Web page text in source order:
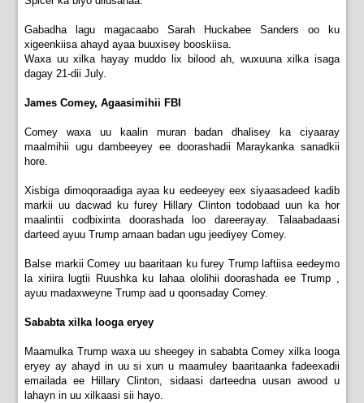
Gabadha lagu magacaabo Sarah Huckabee Sanders oo ku
xigeenkiisa ahayd ayaa buuxisey booskiisa.
Waxa uu xilka hayay muddo lix bilood ah, wuxuuna xilka isaga
dagay 21-dii July.
James Comey, Agaasimihii FBI
Comey waxa uu kaalin muran badan dhalisey ka ciyaaray
maalmihii ugu dambeeyey ee doorashadii Maraykanka sanadkii
hore.
Xisbiga dimoqoraadiga ayaa ku eedeeyey eex siyaasadeed kadib
markii uu dacwad ku furey Hillary Clinton todobaad uun ka hor
maalintii codbixinta doorashada loo dareerayay. Talaabadaasi
darteed ayuu Trump amaan badan ugu jeediyey Comey.
Balse markii Comey uu baaritaan ku furey Trump laftiisa eedeymo
la xiriira lugtii Ruushka ku lahaa ololihii doorashada ee Trump ,
ayuu madaxweyne Trump aad u qoonsaday Comey.
Sababta xilka looga eryey
Maamulka Trump waxa uu sheegey in sababta Comey xilka looga
eryey ay ahayd in uu si xun u maamuley baaritaanka fadeexadii
emailada ee Hillary Clinton, sidaasi darteedna uusan awood u
lahayn in uu xilkaasi sii hayo.